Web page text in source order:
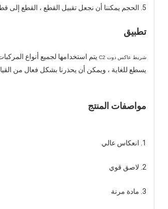
5. الحجم يمكننا أن نجعل تقبيل القطع ، القطع إلى قطعة أو جعل الحجم حسب حاجتك
تطبيق
شريط عاكس دوت C2
يتم استخدامها لجميع أنواع
يسطع للغاية ، ويمكن أن يحذرنا بشكل فعال من
مواصفات المنتج
1. انعكاس عالي
2. لاصق قوي
3. مادة مرنة